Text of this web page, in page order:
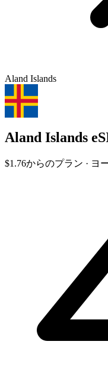
Aland Islands
Aland Islands
$1.76からのプラン · ヨ